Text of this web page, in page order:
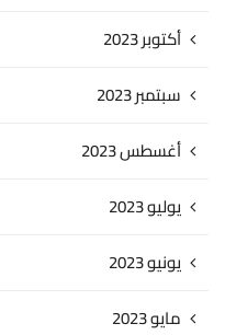
أكتوبر 2023
سبتمبر 2023
أغسطس 2023
يوليو 2023
يونيو 2023
مايو 2023